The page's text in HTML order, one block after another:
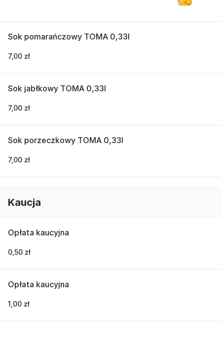
Sok pomarańczowy TOMA 0,33l
7,00 zł
Sok jabłkowy TOMA 0,33l
7,00 zł
Sok porzeczkowy TOMA 0,33l
7,00 zł
Kaucja
Opłata kaucyjna
0,50 zł
Opłata kaucyjna
1,00 zł